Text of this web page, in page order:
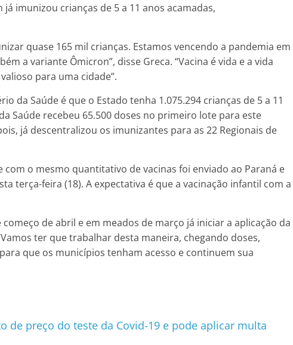
imunizou crianças de 5 a 11 anos acamadas,
quase 165 mil crianças. Estamos vencendo a pandemia em
a variante Ômicron”, disse Greca. “Vacina é vida e a vida
para uma cidade”.
da Saúde é que o Estado tenha 1.075.294 crianças de 5 a 11
Saúde recebeu 65.500 doses no primeiro lote para este
já descentralizou os imunizantes para as 22 Regionais de
com o mesmo quantitativo de vacinas foi enviado ao Paraná e
terça-feira (18). A expectativa é que a vacinação infantil com a
de abril e em meados de março já iniciar a aplicação da
ter que trabalhar desta maneira, chegando doses,
que os municípios tenham acesso e continuem sua
de preço do teste da Covid-19 e pode aplicar multa